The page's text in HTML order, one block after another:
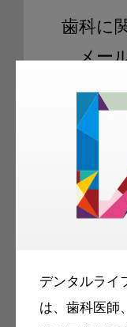
デンタルライ
は、歯科医師
歯科に
メー
ご登録い
科衛生士
容のメー